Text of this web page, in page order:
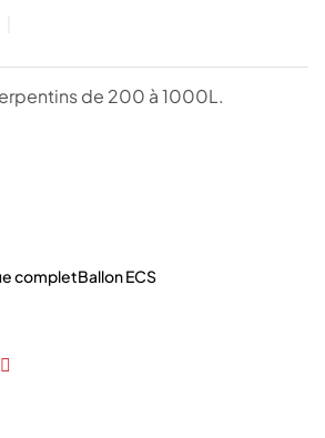
de 200 à 1000L.
completBallon ECS